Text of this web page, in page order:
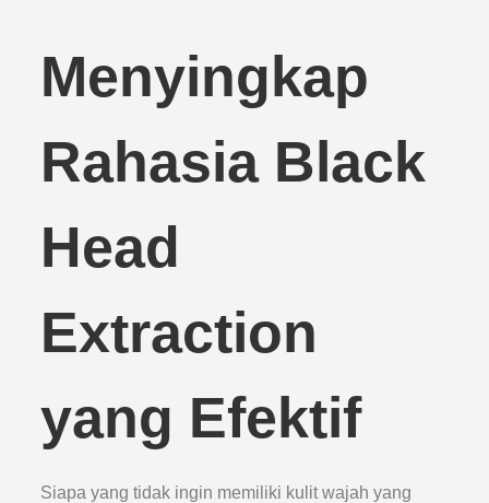
Menyingkap
Rahasia Black
Head
Extraction
yang Efektif
Siapa yang tidak ingin memiliki kulit wajah yang